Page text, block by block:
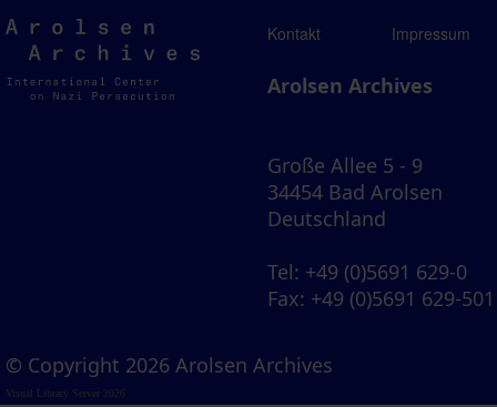
Arolsen
Archives
Kontakt Impressum
Arolsen Archives
Große Allee 5 - 9
34454 Bad Arolsen
Deutschland
Tel: +49 (0)5691 629-0
Fax: +49 (0)5691 629-501
© Copyright 2026 Arolsen Archives
Visual Library Server 2026